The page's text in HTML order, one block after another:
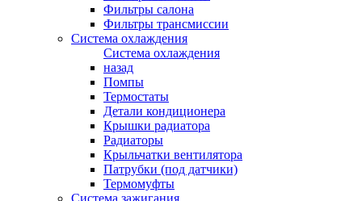
Фильтры салона
Фильтры трансмиссии
Система охлаждения
Система охлаждения
назад
Помпы
Термостаты
Детали кондиционера
Крышки радиатора
Радиаторы
Крыльчатки вентилятора
Патрубки (под датчики)
Термомуфты
Система зажигания